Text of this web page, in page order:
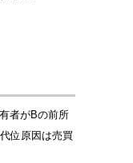
者がBの前所
位原因は売買